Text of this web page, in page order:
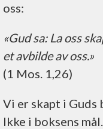
oss:
«Gud sa: La oss
et avbilde av oss.»
(1 Mos. 1,26)
Vi er skapt i Guds
Ikke i boksens mål.